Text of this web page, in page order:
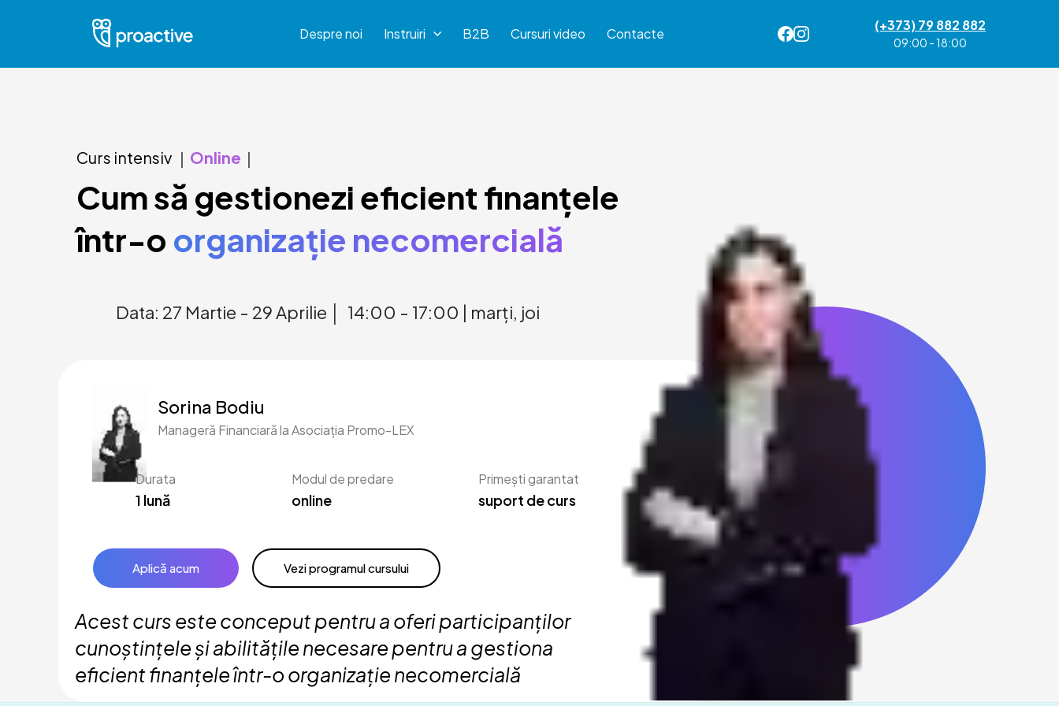
Despre noi Instruiri B2B Cursuri video Contacte
(+373) 79 882 882
09:00 - 18:00
Curs intensiv ｜ Online ｜
Cum să gestionezi eficient finanțele
într-o organizație necomercială
Data: 27 Martie - 29 Aprilie │ 14:00 - 17:00 | marți, joi
Manageră Financiară la Asociația Promo-LEX
Sorina Bodiu
Acest curs este conceput pentru a oferi participanților
cunoștințele și abilitățile necesare pentru a gestiona
eficient finanțele într-o organizație necomercială
Vezi programul cursului
Aplică acum
Durata
1 lună
Modul de predare
online
Primești garantat
suport de curs